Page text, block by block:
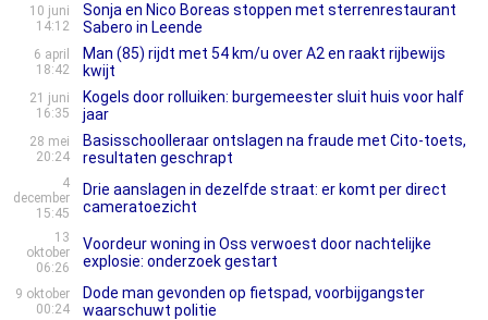
10 juni
14:12
Sonja en Nico Boreas stoppen met sterrenrestaurant
Sabero in Leende
6 april
18:42
Man (85) rijdt met 54 km/u over A2 en raakt rijbewijs
kwijt
21 juni
16:35
Kogels door rolluiken: burgemeester sluit huis voor half
jaar
28 mei
20:24
Basisschoolleraar ontslagen na fraude met Cito-toets,
resultaten geschrapt
4
december
15:45
Drie aanslagen in dezelfde straat: er komt per direct
cameratoezicht
13
oktober
06:26
Voordeur woning in Oss verwoest door nachtelijke
explosie: onderzoek gestart
9 oktober
00:24
Dode man gevonden op fietspad, voorbijgangster
waarschuwt politie